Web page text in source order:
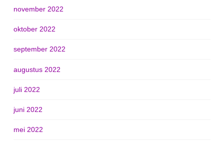
november 2022
oktober 2022
september 2022
augustus 2022
juli 2022
juni 2022
mei 2022